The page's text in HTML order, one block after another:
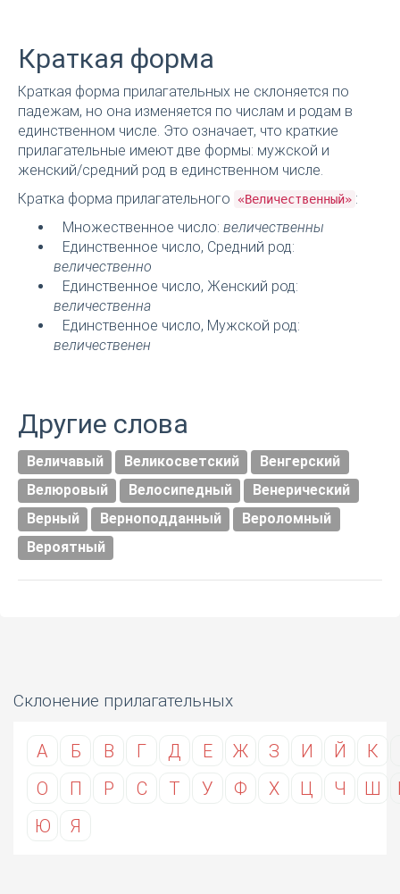
Краткая форма
Краткая форма прилагательных не склоняется по
падежам, но она изменяется по числам и родам в
единственном числе. Это означает, что краткие
прилагательные имеют две формы: мужской и
женский/средний род в единственном числе.
Кратка форма прилагательного
«Величественный» :
Множественное число: величественны
Единственное число, Средний род:
величественно
Единственное число, Женский род:
величественна
Единственное число, Мужской род:
величественен
Другие слова
Величавый Великосветский
Венгерский
Велюровый
Велосипедный
Венерический
Верный
Верноподданный
Вероломный
Вероятный
Склонение прилагательных
А Б В Г Д Е Ж З И Й К
О
П Р С Т У Ф Х Ц Ч Ш
Ю
Я